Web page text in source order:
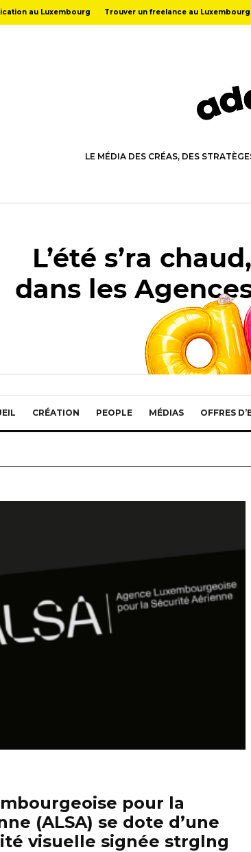
au Luxembourg Trouver un freelance au Luxembourg
LE MÉDIA DES CRÉAS, DES
CRÉATION PEOPLE MÉDIAS OFFRES
pour la
(ALSA) se dote d’une
visuelle signée strglng